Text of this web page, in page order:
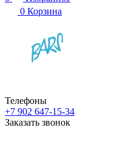
0 Корзина
Телефоны
+7 902 647-15-34
Заказать звонок